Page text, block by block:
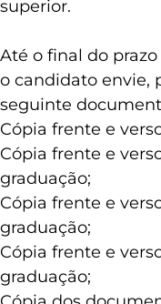
superior.
Até o final do
o candidato envie,
seguinte
Cópia frente e
Cópia frente e
graduação;
Cópia frente e
graduação;
Cópia frente e
graduação;